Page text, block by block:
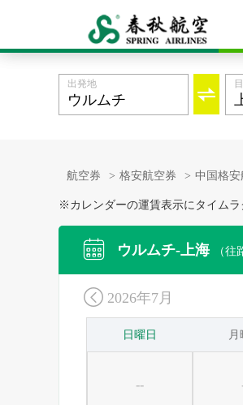

出発地
航空券 > 格安航空券 > 中国格安
※カレンダーの運賃表示にタイムラ
 ウルムチ-上海 （往
 2026年7月
日曜日 月
--